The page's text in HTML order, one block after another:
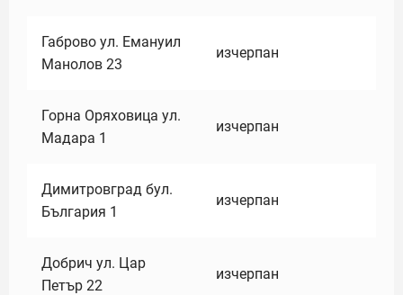
Габрово ул. Емануил
Манолов 23
изчерпан
Горна Оряховица ул.
Мадара 1
изчерпан
Димитровград бул.
България 1
изчерпан
Добрич ул. Цар
Петър 22
изчерпан